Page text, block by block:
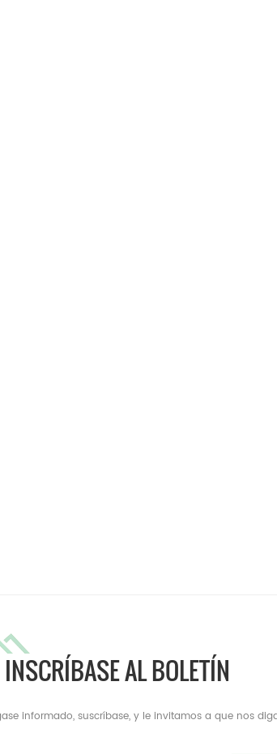
INSCRÍBASE AL BOLETÍN
informado, suscríbase, y le invitamos a que nos